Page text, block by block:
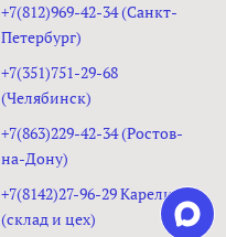
+7(812)969-42-34 (Санкт-
Петербург)
+7(351)751-29-68
(Челябинск)
+7(863)229-42-34 (Ростов-
на-Дону)
+7(8142)27-96-29 Карелия
(склад и цех)